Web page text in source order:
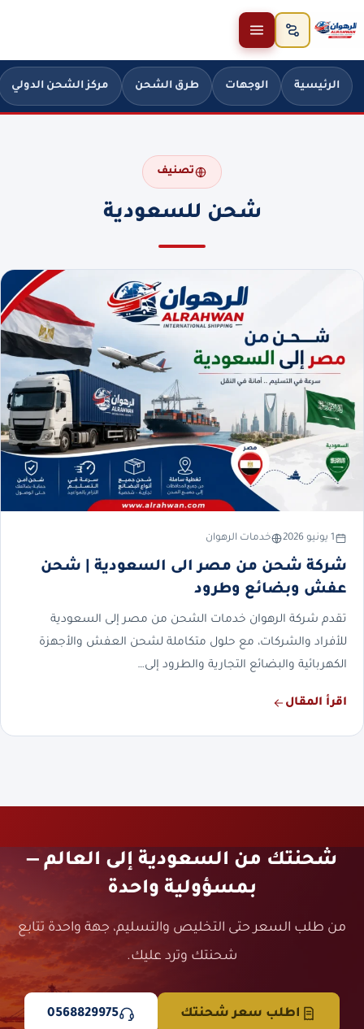
تخطَّ إلى المحتوى
الرئيسية الوجهات طرق الشحن مركز الشحن الدولي
تصنيف
شحن للسعودية
1 يونيو 2026 خدمات الرهوان
شركة شحن من مصر الى السعودية | شحن
عفش وبضائع وطرود
تقدم شركة الرهوان خدمات الشحن من مصر إلى السعودية
للأفراد والشركات، مع حلول متكاملة لشحن العفش والأجهزة
الكهربائية والبضائع التجارية والطرود إلى…
اقرأ المقال
شحنتك من السعودية إلى العالم —
بمسؤولية واحدة
من طلب السعر حتى التخليص والتسليم، جهة واحدة تتابع
شحنتك وترد عليك.
اطلب سعر شحنتك 0568829975